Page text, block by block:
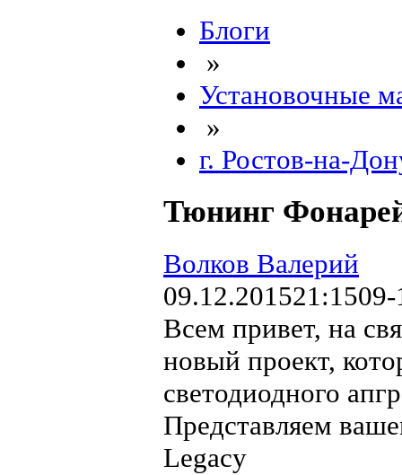
Блоги
»
Установочные
»
г. Ростов-на-
Тюнинг
Волков Валерий
09.12.201521:15
Всем привет, на
новый проект,
светодиодного
Представляем
Legacy